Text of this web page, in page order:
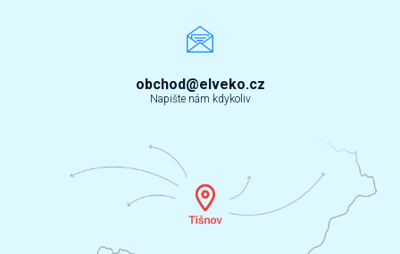
obchod@elveko.cz
Napište nám kdykoliv